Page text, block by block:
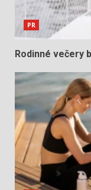
PR
Rodinné večery